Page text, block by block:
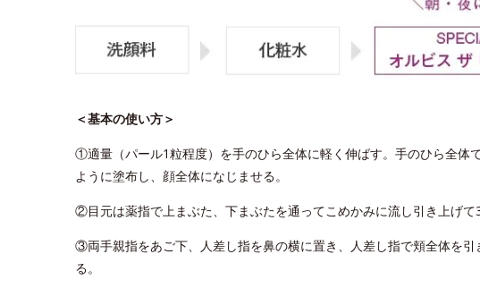
＜基本の使い方＞
①適量（パール1粒程度）を手のひら全体に軽く伸ばす。手のひら全体
ように塗布し、顔全体になじませる。
②目元は薬指で上まぶた、下まぶたを通ってこめかみに流し引き上げて3
③両手親指をあご下、人差し指を鼻の横に置き、人差し指で頬全体を
る。